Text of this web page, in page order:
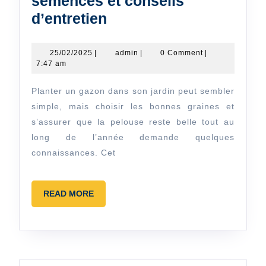
d’entretien
gazon
pour
votre
pelouse
:
variétés,
d’entretien
25/02/2025 25/02/2025
admin admin0 Comment
7:47 am
Planter un gazon dans son jardin peut sembler
simple, mais choisir les bonnes graines et
s’assurer que la pelouse reste belle tout au
long de l’année demande quelques
connaissances. Cet
READ MOREREAD
MORE